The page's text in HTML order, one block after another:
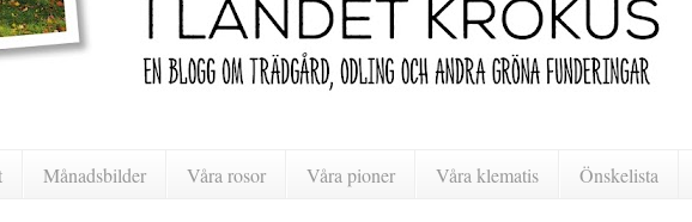
Månadsbilder Våra rosor Våra pioner Våra klematis Önskelista